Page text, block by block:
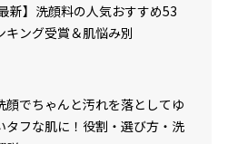
新】洗顔料の人気おすすめ53
キング受賞＆肌悩み別
顔でちゃんと汚れを落としてゆ
タフな肌に！役割・選び方・洗